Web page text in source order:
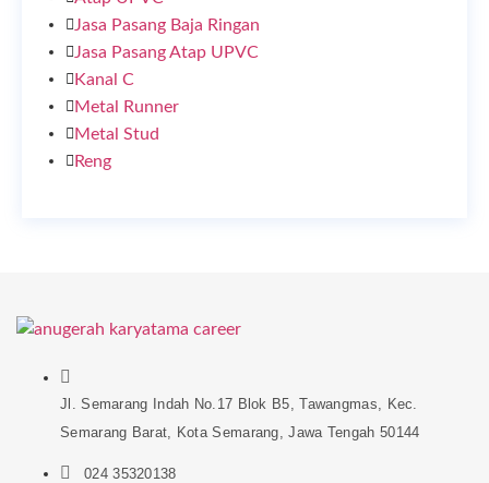
Jasa Pasang Baja Ringan
Jasa Pasang Atap UPVC
Kanal C
Metal Runner
Metal Stud
Reng
Jl. Semarang Indah No.17 Blok B5, Tawangmas, Kec.
Semarang Barat, Kota Semarang, Jawa Tengah 50144
024 35320138